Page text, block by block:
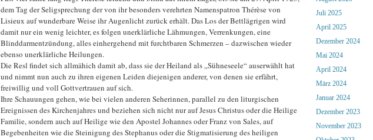
dem Tag der Seligsprechung der von ihr besonders verehrten Namenspatron Thérèse von
Lisieux auf wunderbare Weise ihr Augenlicht zurück erhält. Das Los der Bettlägrigen wird
damit nur ein wenig leichter, es folgen unerklärliche Lähmungen, Verrenkungen, eine
Blinddarmentzündung, alles einhergehend mit furchtbaren Schmerzen – dazwischen wieder
ebenso unerklärliche Heilungen.
Die Resl findet sich allmähich damit ab, dass sie der Heiland als „Sühneseele“ auserwählt hat
und nimmt nun auch zu ihren eigenen Leiden diejenigen anderer, von denen sie erfährt,
freiwillig und voll Gottvertrauen auf sich.
Ihre Schauungen gehen, wie bei vielen anderen Seherinnen, parallel zu den liturgischen
Ereignissen des Kirchenjahres und beziehen sich nicht nur auf Jesus Christus oder die Heilige
Familie, sondern auch auf Heilige wie den Apostel Johannes oder Franz von Sales, auf
Begebenheiten wie die Steinigung des Stephanus oder die Stigmatisierung des heiligen
Juli 2025
April 2025
Dezember 2024
Mai 2024
April 2024
März 2024
Januar 2024
Dezember 2023
November 2023